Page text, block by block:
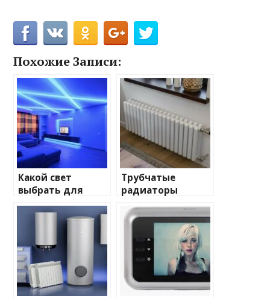
Похожие Записи:
Какой свет
выбрать для
домашнего
освещения
Трубчатые
радиаторы
отопления: виды
и характеристики